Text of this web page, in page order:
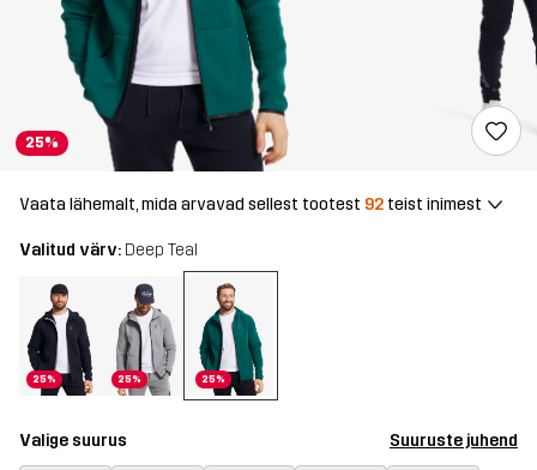
25%
Vaata lähemalt, mida arvavad sellest tootest 92 teist inimest
Valitud värv: Deep Teal
25% 25% 25%
Valige suurus Suuruste juhend